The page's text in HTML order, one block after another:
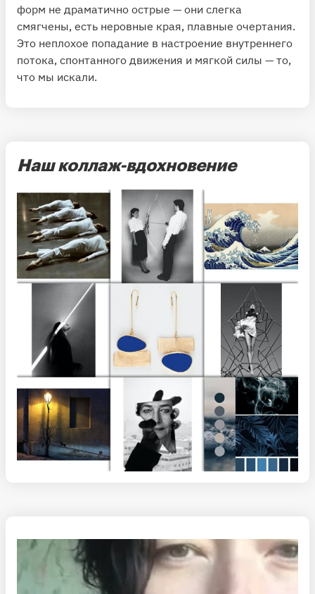
форм не драматично острые — они слегка
смягчены, есть неровные края, плавные очертания.
Это неплохое попадание в настроение внутреннего
потока, спонтанного движения и мягкой силы — то,
что мы искали.
Наш коллаж-вдохновение